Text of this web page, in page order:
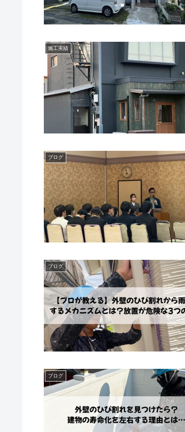
施工実績
ブログ
ブログ
ブログ